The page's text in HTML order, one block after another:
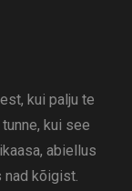
kui palju te
kui see
abiellus
nad kõigist.